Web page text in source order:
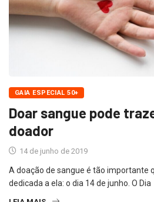
GAIA ESPECIAL 50+
Doar sangue pode
doador
14 de junho de 2019
A doação de sangue é tão importante
dedicada a ela: o dia 14 de junho. O Dia